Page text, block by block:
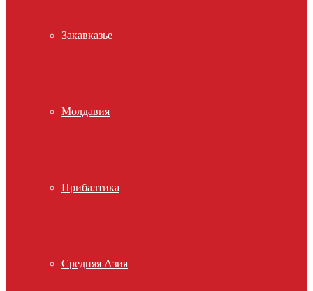
Закавказье
Молдавия
Прибалтика
Средняя Азия